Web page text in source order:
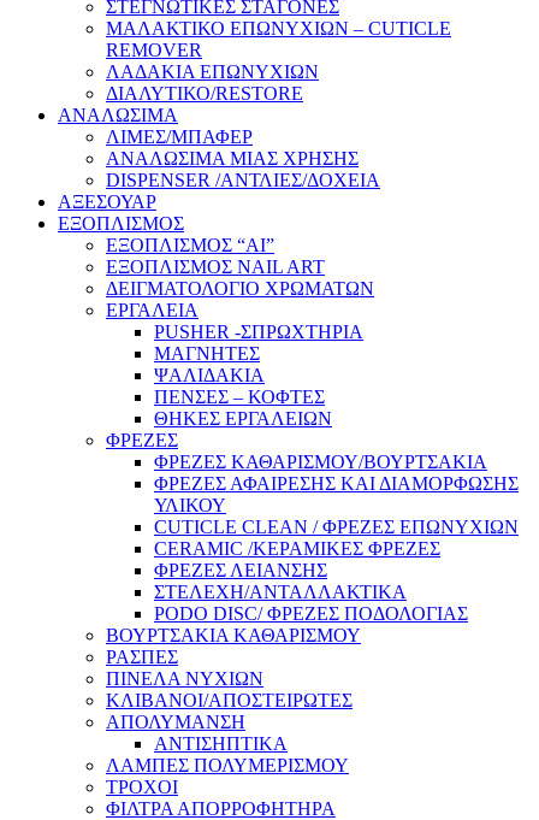
ΣΤΕΓΝΩΤΙΚΕΣ ΣΤΑΓΟΝΕΣ
ΜΑΛΑΚΤΙΚΟ ΕΠΩΝΥΧΙΩΝ – CUTICLE
REMOVER
ΛΑΔΑΚΙΑ ΕΠΩΝΥΧΙΩΝ
ΔΙΑΛΥΤΙΚΟ/RESTORE
ΑΝΑΛΩΣΙΜΑ
ΛΙΜΕΣ/ΜΠΑΦΕΡ
ΑΝΑΛΩΣΙΜΑ ΜΙΑΣ ΧΡΗΣΗΣ
DISPENSER /ΑΝΤΛΙΕΣ/ΔΟΧΕΙΑ
ΑΞΕΣΟΥΑΡ
ΕΞΟΠΛΙΣΜΟΣ
ΕΞΟΠΛΙΣΜΟΣ “AI”
ΕΞΟΠΛΙΣΜΟΣ NAIL ART
ΔΕΙΓΜΑΤΟΛΟΓΙΟ ΧΡΩΜΑΤΩΝ
ΕΡΓΑΛΕΙΑ
PUSHER -ΣΠΡΩΧΤΗΡΙΑ
ΜΑΓΝΗΤΕΣ
ΨΑΛΙΔΑΚΙΑ
ΠΕΝΣΕΣ – ΚΟΦΤΕΣ
ΘΗΚΕΣ ΕΡΓΑΛΕΙΩΝ
ΦΡΕΖΕΣ
ΦΡΕΖΕΣ ΚΑΘΑΡΙΣΜΟΥ/ΒΟΥΡΤΣΑΚΙΑ
ΦΡΕΖΕΣ ΑΦΑΙΡΕΣΗΣ ΚΑΙ ΔΙΑΜΟΡΦΩΣΗΣ
ΥΛΙΚΟΥ
CUTICLE CLEAN / ΦΡΕΖΕΣ ΕΠΩΝΥΧΙΩΝ
CERAMIC /ΚΕΡΑΜΙΚΕΣ ΦΡΕΖΕΣ
ΦΡΕΖΕΣ ΛΕΙΑΝΣΗΣ
ΣΤΕΛΕΧΗ/ΑΝΤΑΛΛΑΚΤΙΚΑ
PODO DISC/ ΦΡΕΖΕΣ ΠΟΔΟΛΟΓΙΑΣ
ΒΟΥΡΤΣΑΚΙΑ ΚΑΘΑΡΙΣΜΟΥ
ΡΑΣΠΕΣ
ΠΙΝΕΛΑ ΝΥΧΙΩΝ
ΚΛΙΒΑΝΟΙ/ΑΠΟΣΤΕΙΡΩΤΕΣ
ΑΠΟΛΥΜΑΝΣΗ
ΑΝΤΙΣΗΠΤΙΚΑ
ΛΑΜΠΕΣ ΠΟΛΥΜΕΡΙΣΜΟΥ
ΤΡΟΧΟΙ
ΦΙΛΤΡΑ ΑΠΟΡΡΟΦΗΤΗΡΑ